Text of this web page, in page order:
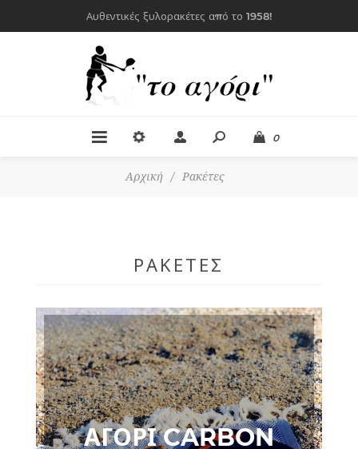
Αυθεντικές ξυλορακέτες από το 1958!
0
Αρχική / Ρακέτες
ΑΓΌΡΙ CARBON
ΡΑΚΈΤΕΣ